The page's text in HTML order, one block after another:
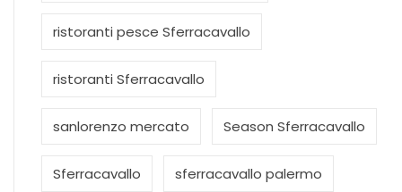
ristoranti pesce Sferracavallo
ristoranti Sferracavallo
sanlorenzo mercato Season Sferracavallo
Sferracavallo sferracavallo palermo